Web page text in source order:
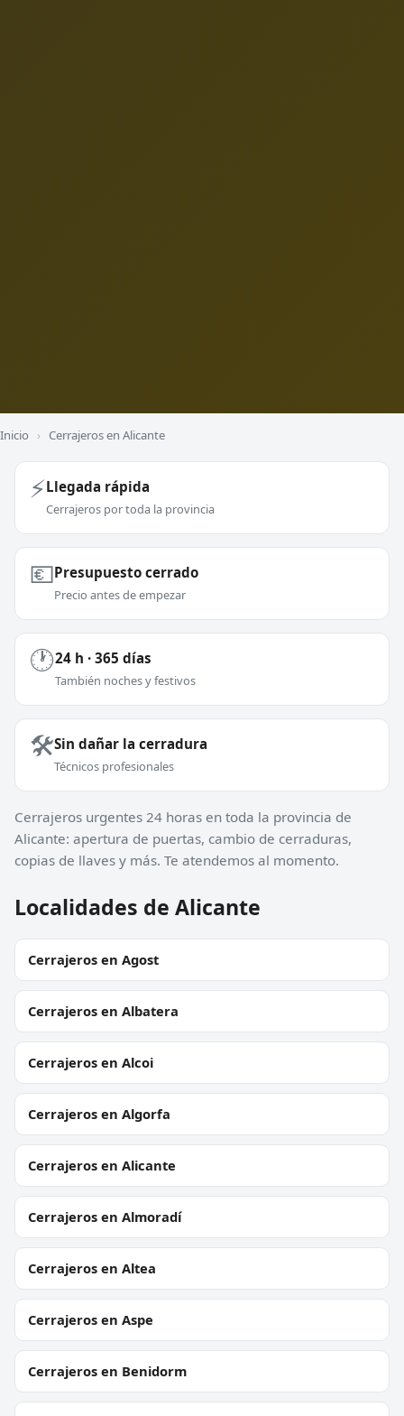
Inicio › Cerrajeros en Alicante
⚡Llegada rápida
Cerrajeros por toda la provincia
💶Presupuesto cerrado
Precio antes de empezar
🕐24 h · 365 días
También noches y festivos
🛠️Sin dañar la cerradura
Técnicos profesionales
Cerrajeros urgentes 24 horas en toda la provincia de
Alicante: apertura de puertas, cambio de cerraduras,
copias de llaves y más. Te atendemos al momento.
Localidades de Alicante
Cerrajeros en Agost
Cerrajeros en Albatera
Cerrajeros en Alcoi
Cerrajeros en Algorfa
Cerrajeros en Alicante
Cerrajeros en Almoradí
Cerrajeros en Altea
Cerrajeros en Aspe
Cerrajeros en Benidorm